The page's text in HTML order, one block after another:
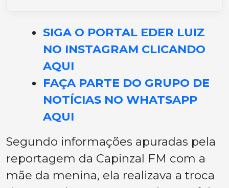
SIGA O PORTAL EDER LUIZ
NO INSTAGRAM CLICANDO
AQUI
FAÇA PARTE DO GRUPO DE
NOTÍCIAS NO WHATSAPP
AQUI
Segundo informações apuradas pela
reportagem da Capinzal FM com a
mãe da menina, ela realizava a troca